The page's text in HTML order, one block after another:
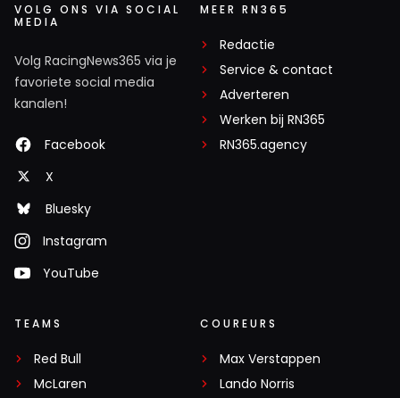
VOLG ONS VIA SOCIAL
MEDIA
Volg RacingNews365 via je
favoriete social media
kanalen!
Facebook
X
Bluesky
Instagram
YouTube
MEER RN365
Redactie
Service & contact
Adverteren
Werken bij RN365
RN365.agency
TEAMS
Red Bull
McLaren
COUREURS
Max Verstappen
Lando Norris